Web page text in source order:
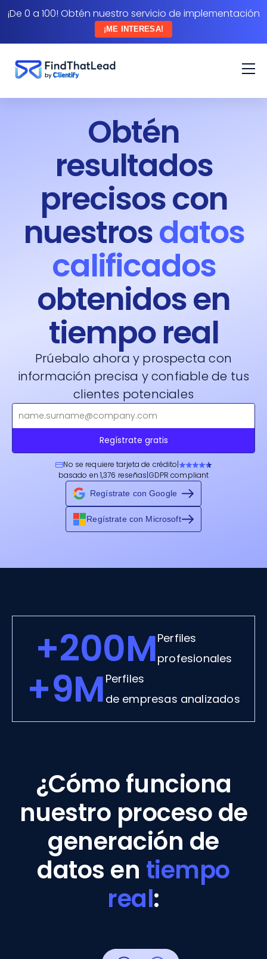
¡De 0 a 100! Obtén nuestro servicio de implementación
¡ME INTERESA!
Obtén
resultados
precisos con
nuestrosdatos
calificados
obtenidos en
tiempo real
Prúebalo ahora y prospecta con
información precisa y confiable de tus
clientes potenciales
Regístrate gratis
No se requiere tarjeta de crédito|
basado en 1,376 reseñas|GDPR compliant
Regístrate con Google
Regístrate con Microsoft
+200MPerfiles
profesionales
+9M Perfiles
de empresas analizados
¿Cómo funciona
nuestro proceso de
generación de
datos en tiempo
real: